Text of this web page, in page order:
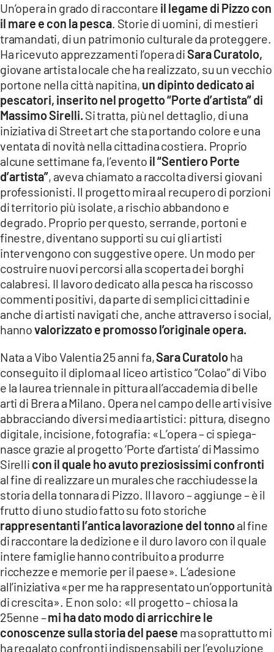
App
ANDROID
APPLE
Un’opera in grado di raccontare il legame di Pizzo con
il mare e con la pesca. Storie di uomini, di mestieri
tramandati, di un patrimonio culturale da proteggere.
Ha ricevuto apprezzamenti l’opera diSara Curatolo,
giovane artista locale che ha realizzato, su un vecchio
portone nella città napitina, un dipinto dedicato ai
pescatori, inserito nel progetto “Porte d’artista” di
Massimo Sirelli. Si tratta, più nel dettaglio, di una
iniziativa di Street art che sta portando colore e una
ventata di novità nella cittadina costiera. Proprio
alcune settimane fa, l’evento il “Sentiero Porte
d’artista”, aveva chiamato a raccolta diversi giovani
professionisti. Il progetto mira al recupero di porzioni
di territorio più isolate, a rischio abbandono e
degrado. Proprio per questo, serrande, portoni e
finestre, diventano supporti su cui gli artisti
intervengono con suggestive opere. Un modo per
costruire nuovi percorsi alla scoperta dei borghi
calabresi. Il lavoro dedicato alla pesca ha riscosso
commenti positivi, da parte di semplici cittadini e
anche di artisti navigati che, anche attraverso i social,
hannovalorizzato e promosso l’originale opera.
Nata a Vibo Valentia 25 anni fa,Sara Curatoloha
conseguito il diploma al liceo artistico “Colao” di Vibo
e la laurea triennale in pittura all’accademia di belle
arti di Brera a Milano. Opera nel campo delle arti visive
abbracciando diversi media artistici: pittura, disegno
digitale, incisione, fotografia: «L’opera – ci spiega-
nasce grazie al progetto ‘Porte d’artista’ di Massimo
Sirelli con il quale ho avuto preziosissimi confronti
al fine di realizzare un murales che racchiudesse la
storia della tonnara di Pizzo. Il lavoro – aggiunge – è il
frutto di uno studio fatto su foto storiche
rappresentanti l’antica lavorazione del tonnoal fine
di raccontare la dedizione e il duro lavoro con il quale
intere famiglie hanno contribuito a produrre
ricchezze e memorie per il paese». L’adesione
all’iniziativa «per me ha rappresentato un’opportunità
di crescita». E non solo: «Il progetto – chiosa la
25enne –mi ha dato modo di arricchire le
conoscenze sulla storia del paese ma soprattutto mi
ha regalato confronti indispensabili per l’evoluzione